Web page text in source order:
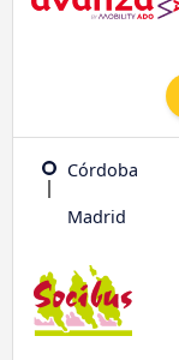
Córdoba
Madrid